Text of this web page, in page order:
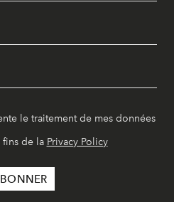
le traitement de mes données
fins de la Privacy Policy